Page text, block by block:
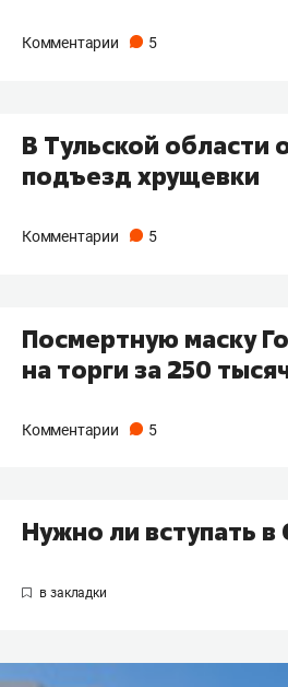
Комментарии 5
В Тульской области
подъезд хрущевки
Комментарии 5
Посмертную маску
на торги за 250
Комментарии 5
Нужно ли вступать в